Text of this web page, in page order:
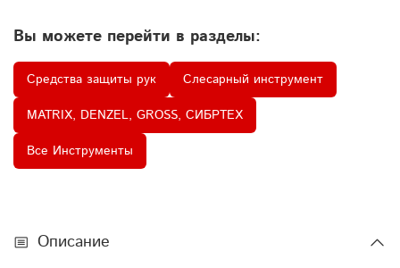
Вы можете перейти в разделы:
Средства защиты рук
Слесарный инструмент
MATRIX, DENZEL, GROSS, СИБРТЕХ
Все Инструменты
Описание